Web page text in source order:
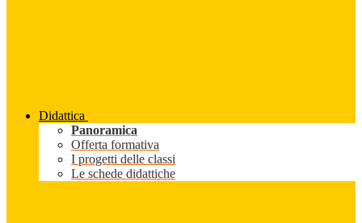
Didattica
Panoramica
Offerta formativa
I progetti delle classi
Le schede didattiche